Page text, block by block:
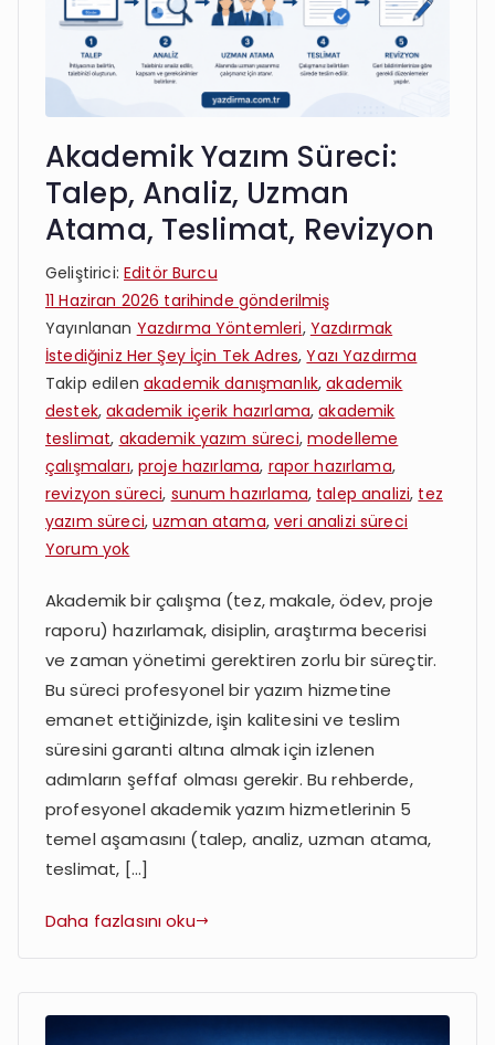
Akademik Yazım Süreci:
Talep, Analiz, Uzman
Atama, Teslimat, Revizyon
Geliştirici: Editör Burcu
11 Haziran 2026 tarihinde gönderilmiş
Yayınlanan Yazdırma Yöntemleri, Yazdırmak
İstediğiniz Her Şey İçin Tek Adres,Yazı Yazdırma
Takip edilen akademik danışmanlık,akademik
destek,akademik içerik hazırlama,akademik
teslimat, akademik yazım süreci, modelleme
çalışmaları, proje hazırlama, rapor hazırlama,
revizyon süreci, sunum hazırlama, talep analizi, tez
yazım süreci,uzman atama,veri analizi süreci
Yorum yokAkademik
Süreci:
Talep,
Analiz,
Uzman
Atama,
Teslimat,
Revizyon
Akademik bir çalışma (tez, makale, ödev, proje
raporu) hazırlamak, disiplin, araştırma becerisi
ve zaman yönetimi gerektiren zorlu bir süreçtir.
Bu süreci profesyonel bir yazım hizmetine
emanet ettiğinizde, işin kalitesini ve teslim
süresini garanti altına almak için izlenen
adımların şeffaf olması gerekir. Bu rehberde,
profesyonel akademik yazım hizmetlerinin 5
temel aşamasını (talep, analiz, uzman atama,
teslimat, […]
Daha fazlasını oku